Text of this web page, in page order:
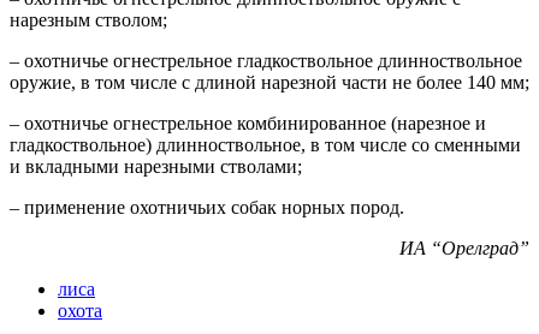
нарезным стволом;
– охотничье огнестрельное гладкоствольное длинноствольное
оружие, в том числе с длиной нарезной части не более 140 мм;
– охотничье огнестрельное комбинированное (нарезное и
гладкоствольное) длинноствольное, в том числе со сменными
и вкладными нарезными стволами;
– применение охотничьих собак норных пород.
ИА “Орелград”
лиса
охота